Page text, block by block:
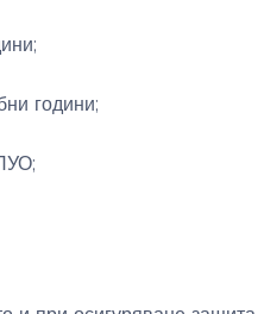
години;